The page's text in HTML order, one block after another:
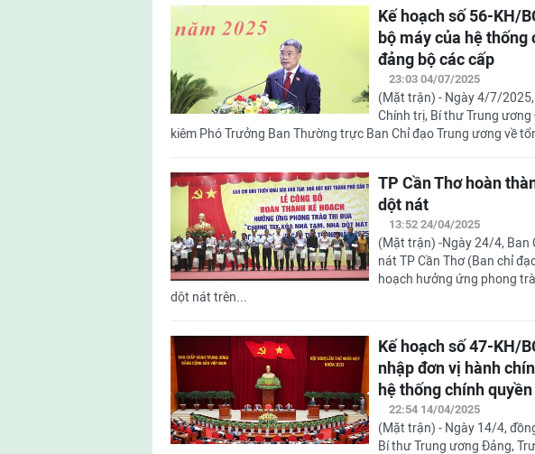
Kế hoạch số 56-KH/
bộ máy của hệ
đảng bộ các cấp
23:03 04/07/2025
(Mặt trận) - Ngày 4/7/2025,
Chính trị, Bí thư Trung
kiêm Phó Trưởng Ban Thường trực Ban Chỉ đạo Trung ương về
TP Cần Thơ hoàn
dột nát
13:52 24/04/2025
(Mặt trận) -Ngày 24/4, Ban
nát TP Cần Thơ (Ban chỉ
hoạch hưởng ứng phong
dột nát trên...
Kế hoạch số 47-KH/
nhập đơn vị hành
hệ thống chính
22:54 14/04/2025
(Mặt trận) - Ngày 14/4,
Bí thư Trung ương Đảng,